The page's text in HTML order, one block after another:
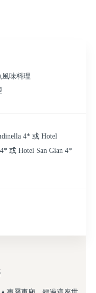
味料理
4* 或 Hotel
或 Hotel San Gian 4*